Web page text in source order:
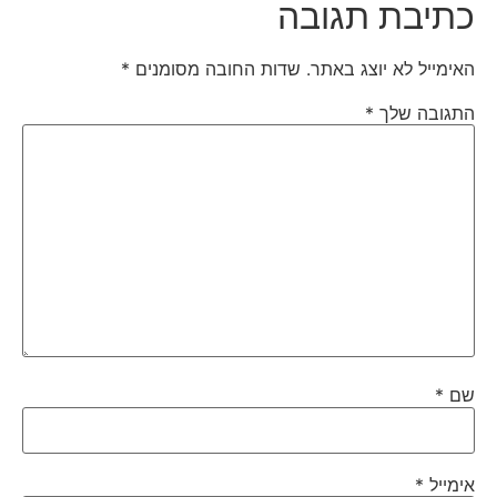
כתיבת תגובה
האימייל לא יוצג באתר. שדות החובה מסומנים*
התגובה שלך*
שם*
אימייל*